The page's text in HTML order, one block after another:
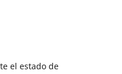
el estado de